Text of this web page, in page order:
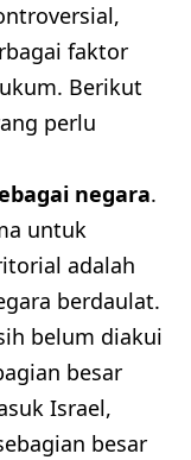
faktor
Berikut
perlu
negara.
untuk
adalah
berdaulat.
belum diakui
besar
Israel,
besar